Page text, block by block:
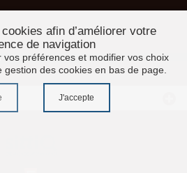
afin d’améliorer votre
de navigation
vos préférences et modifier vos choix
des cookies en bas de page.
J'accepte